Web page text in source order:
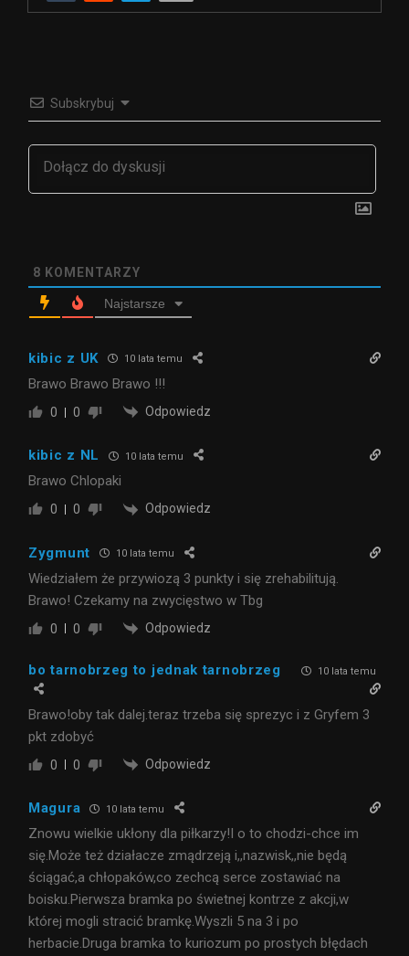
Subskrybuj
8 KOMENTARZY
Najstarsze
kibic z UK 10 lata temu
Brawo Brawo Brawo !!!
0 0 Odpowiedz
kibic z NL 10 lata temu
Brawo Chlopaki
0 0 Odpowiedz
Zygmunt 10 lata temu
Wiedziałem że przywiozą 3 punkty i się zrehabilitują.
Brawo! Czekamy na zwycięstwo w Tbg
0 0 Odpowiedz
bo tarnobrzeg to jednak tarnobrzeg 10 lata temu
Brawo!oby tak dalej.teraz trzeba się sprezyc i z Gryfem 3
pkt zdobyć
0 0 Odpowiedz
Magura 10 lata temu
Znowu wielkie ukłony dla piłkarzy!I o to chodzi-chce im
się.Może też działacze zmądrzeją i,,nazwisk,,nie będą
ściągać,a chłopaków,co zechcą serce zostawiać na
boisku.Pierwsza bramka po świetnej kontrze z akcji,w
której mogli stracić bramkę.Wyszli 5 na 3 i po
herbacie.Druga bramka to kuriozum po prostych błędach